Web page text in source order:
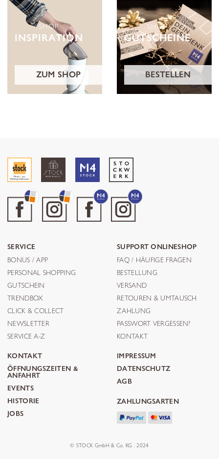
SHOP
INSPIRATION
ZUM SHOP
SHOP
GUTSCHEINE
BESTELLEN
SERVICE
BONUS / APP
PERSONAL SHOPPING
GUTSCHEIN
TRENDBOX
CLICK & COLLECT
NEWSLETTER
SERVICE A-Z
SUPPORT ONLINESHOP
FAQ / HÄUFIGE FRAGEN
BESTELLUNG
VERSAND
RETOUREN & UMTAUSCH
ZAHLUNG
PASSWORT VERGESSEN?
KONTAKT
KONTAKT
ÖFFNUNGSZEITEN &
ANFAHRT
EVENTS
HISTORIE
JOBS
IMPRESSUM
DATENSCHUTZ
AGB
ZAHLUNGSARTEN
© STOCK GmbH & Co. KG . 2024